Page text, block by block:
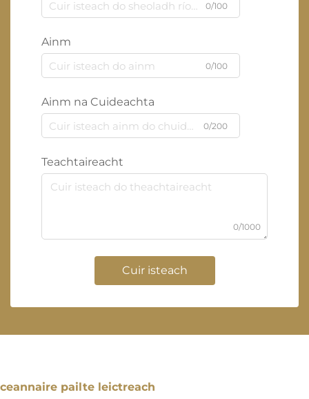
0/100
Ainm
0/100
Ainm na Cuideachta
0/200
Teachtaireacht
0/1000
Cuir isteach
ceannaire pailte leictreach